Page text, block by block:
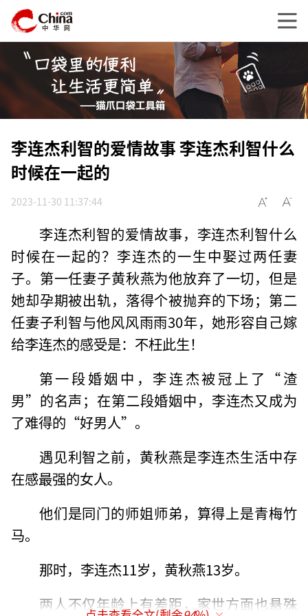
李连杰利智的爱情故事 李连杰利智什么
时候在一起的
2023-11-30 11:37:44
李连杰利智的爱情故事，李连杰利智什么
时候在一起的？李连杰的一生中娶过两任妻
子。第一任妻子黄秋燕为他放弃了一切，但是
她却孕期被出轨，落得个被抛弃的下场；第二
任妻子利智与他风风雨雨30年，她形容自己嫁
给李连杰的感受是：不枉此生！
第一段婚姻中，李连杰被冠上了“渣
男”的名声；在第二段婚姻中，李连杰又成为
了难得的“好男人”。
遇见利智之前，黄秋燕是李连杰生活中存
在感最强的女人。
他们是同门的师姐师弟，算得上是青梅竹
马。
那时，李连杰11岁，黄秋燕13岁。
两人不仅年龄上有差距，家世方面也悬殊